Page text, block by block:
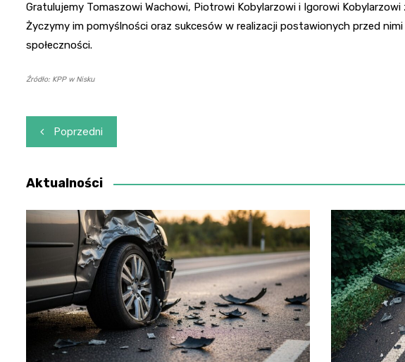
Gratulujemy Tomaszowi Wachowi, Piotrowi Kobylarzowi i Igorowi
Życzymy im pomyślności oraz sukcesów w realizacji postawionych przed
społeczności.
Źródło: KPP w Nisku
Nawigacja
wpisu
Poprzedni
Aktualności